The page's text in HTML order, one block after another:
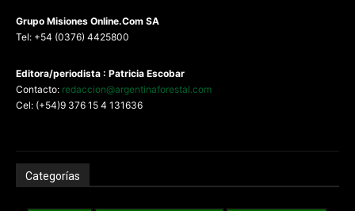
Grupo Misiones Online.Com SA
Tel: +54 (0376) 4425800
Editora/periodista : Patricia Escobar
Contacto: redaccion@argentinaforestal.com
Cel: (+54)9 376 15 4 131636
Categorías